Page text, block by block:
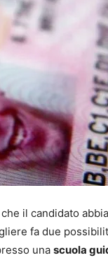
il candidato
fa due
una scuola